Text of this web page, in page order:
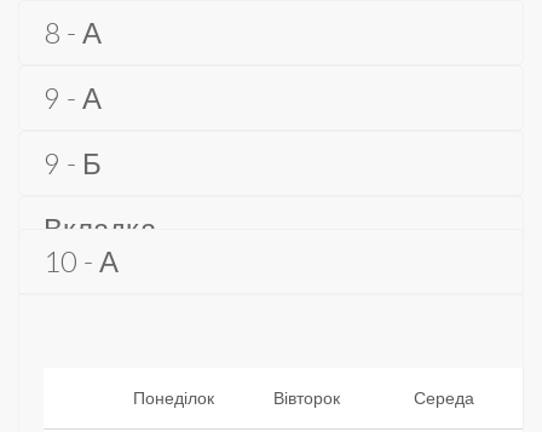
8 - А
9 - А
9 - Б
Вкладка
10 - А
Понеділок Вівторок Середа